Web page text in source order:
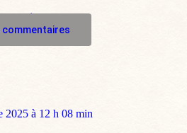
2025 à 12 h 08 min